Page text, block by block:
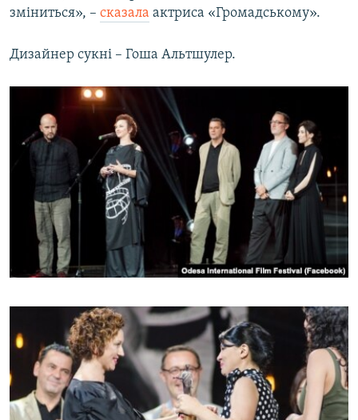
зміниться», – сказала актриса «Громадському».
Дизайнер сукні – Гоша Альтшулер.